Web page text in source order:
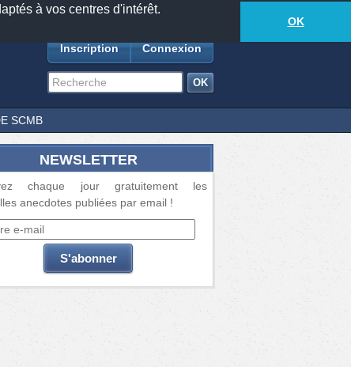
à vos centres d'intérêt.
OK
18881anecdotes-623lecteurs connectés
Inscription Connexion
SCMB
NEWSLETTER
chaque jour gratuitement les
anecdotes publiées par email !